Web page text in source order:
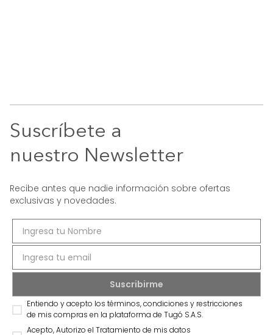
Suscríbete a
nuestro Newsletter
Recibe antes que nadie información sobre ofertas
exclusivas y novedades.
Entiendo y acepto los términos, condiciones y restricciones
de mis compras en la plataforma de Tugó S.A.S.
Acepto, Autorizo el Tratamiento de mis datos